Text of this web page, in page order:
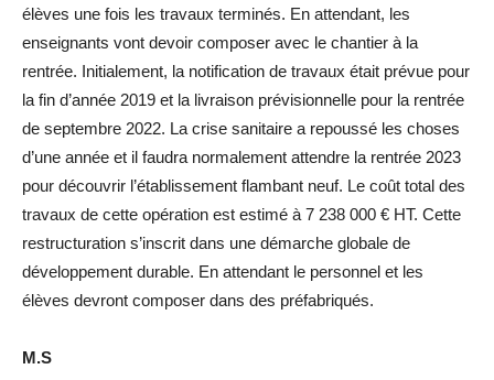
élèves une fois les travaux terminés. En attendant, les
enseignants vont devoir composer avec le chantier à la
rentrée. Initialement, la notification de travaux était prévue pour
la fin d’année 2019 et la livraison prévisionnelle pour la rentrée
de septembre 2022. La crise sanitaire a repoussé les choses
d’une année et il faudra normalement attendre la rentrée 2023
pour découvrir l’établissement flambant neuf. Le coût total des
travaux de cette opération est estimé à 7 238 000 € HT. Cette
restructuration s’inscrit dans une démarche globale de
développement durable. En attendant le personnel et les
élèves devront composer dans des préfabriqués.
M.S